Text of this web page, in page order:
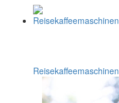
Reisekaffeemaschinen